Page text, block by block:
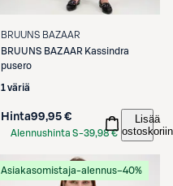
BRUUNS BAZAAR
BRUUNS BAZAAR Kassindra
pusero
1 väriä
Hinta99,95 €
Alennushinta S-39,98 €
Lisää
ostoskoriin
Asiakasomistaja-alennus−40%